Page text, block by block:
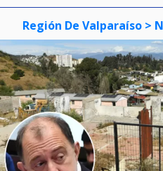
Región De Valparaíso >